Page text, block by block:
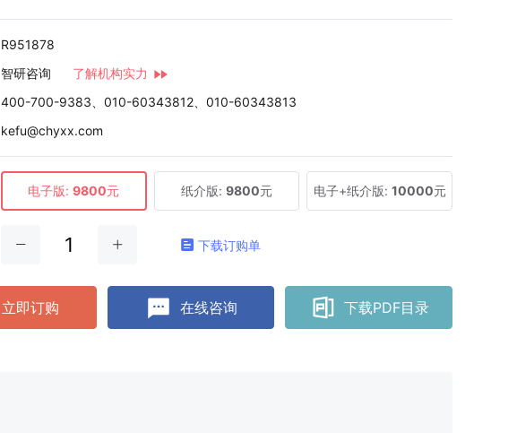
R951878
智研咨询
了解机构实力
400-700-9383、010-60343812、010-60343813
kefu@chyxx.com
电子版: 9800元 纸介版: 9800元 电子+纸介版: 10000元
下载订购单
立即订购 在线咨询 下载PDF目录